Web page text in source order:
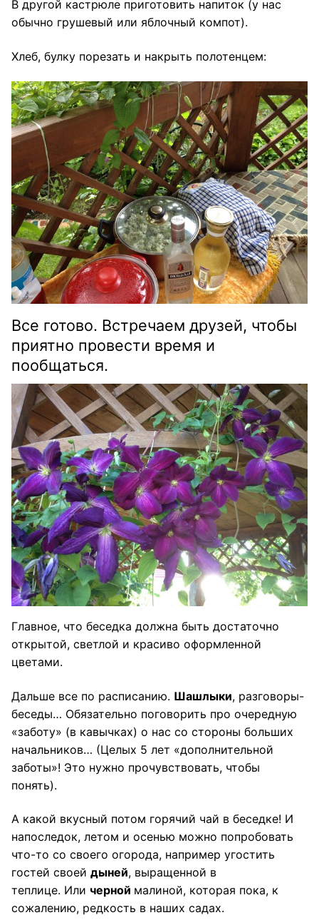
В другой кастрюле приготовить напиток (у нас
обычно грушевый или яблочный компот).
Хлеб, булку порезать и накрыть полотенцем:
Все готово. Встречаем друзей, чтобы
приятно провести время и
пообщаться.
Главное, что беседка должна быть достаточно
открытой, светлой и красиво оформленной
цветами.
Дальше все по расписанию. Шашлыки, разговоры-
беседы… Обязательно поговорить про очередную
«заботу» (в кавычках) о нас со стороны больших
начальников… (Целых 5 лет «дополнительной
заботы»! Это нужно прочувствовать, чтобы
понять).
А какой вкусный потом горячий чай в беседке! И
напоследок, летом и осенью можно попробовать
что-то со своего огорода, например угостить
гостей своей дыней, выращенной в
теплице. Или черной малиной, которая пока, к
сожалению, редкость в наших садах.